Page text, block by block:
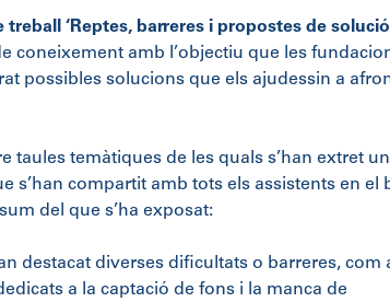
treball ‘Reptes, barreres i propostes de
coneixement amb l’objectiu que les
possibles solucions que els ajudessin a
taules temàtiques de les quals s’han extret un
s’han compartit amb tots els assistents en el
del que s’ha exposat:
destacat diverses dificultats o barreres, com
a la captació de fons i la manca de